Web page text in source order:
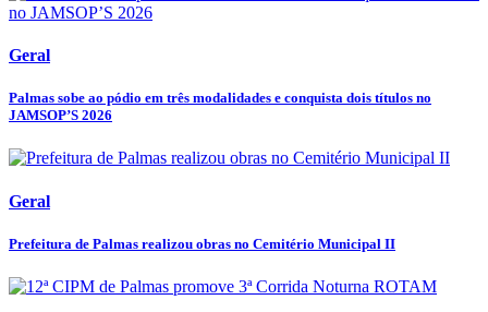
Geral
Palmas sobe ao pódio em três modalidades e conquista dois títulos no
JAMSOP’S 2026
Geral
Prefeitura de Palmas realizou obras no Cemitério Municipal II